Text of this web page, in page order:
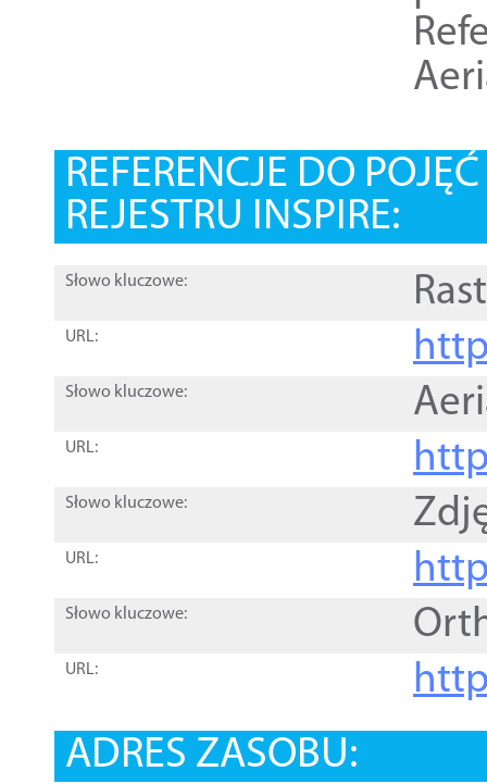
REFERENCJE DO
REJESTRU INSPIRE:
Słowo kluczowe:
URL:
Słowo kluczowe:
URL:
Słowo kluczowe:
URL:
Słowo kluczowe:
URL:
ADRES ZASOBU: